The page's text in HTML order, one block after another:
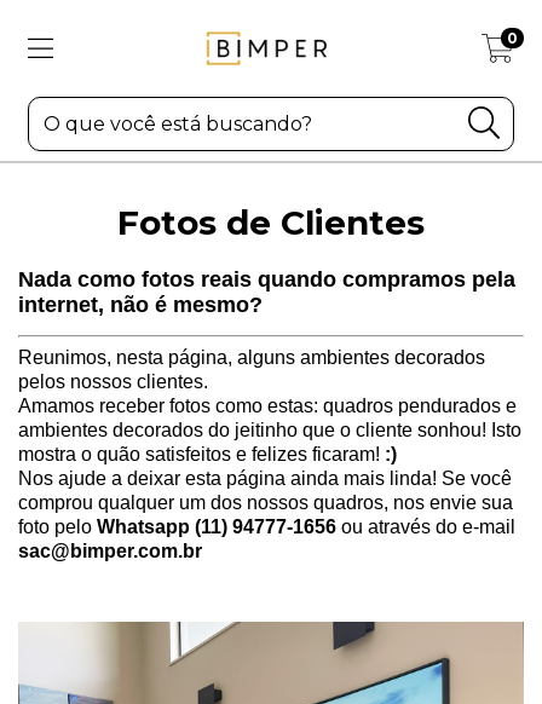
0
Fotos de Clientes
Nada como fotos reais quando compramos pela
internet, não é mesmo?
Reunimos, nesta página, alguns ambientes decorados
pelos nossos clientes.
Amamos receber fotos como estas: quadros pendurados e
ambientes decorados do jeitinho que o cliente sonhou! Isto
mostra o quão satisfeitos e felizes ficaram! :)
Nos ajude a deixar esta página ainda mais linda! Se você
comprou qualquer um dos nossos quadros, nos envie sua
foto pelo Whatsapp (11) 94777-1656 ou através do e-mail
sac@bimper.com.br